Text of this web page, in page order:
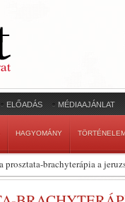
ELŐADÁS MÉDIAAJÁNLAT
HAGYOMÁNY
prosztata-brachyterápia a